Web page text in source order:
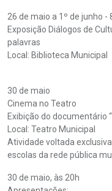
26 de maio a 1º de junho -
Exposição Diálogos de
palavras
Local: Biblioteca Municipal
30 de maio
Cinema no Teatro
Exibição do documentário
Local: Teatro Municipal
Atividade voltada
escolas da rede pública
30 de maio, às 20h